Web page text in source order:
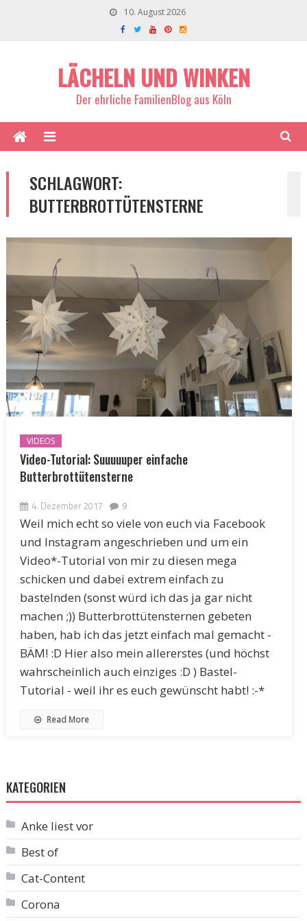
10. August 2026
LÄCHELN UND WINKEN
Der ehrliche FamilienBlog aus Köln
SCHLAGWORT:
BUTTERBROTTÜTENSTERNE
VIDEOS
Video-Tutorial: Suuuuuper einfache
Butterbrottütensterne
4. Dezember 2017 9
Weil mich echt so viele von euch via Facebook
und Instagram angeschrieben und um ein
Video*-Tutorial von mir zu diesen mega
schicken und dabei extrem einfach zu
bastelnden (sonst würd ich das ja gar nicht
machen ;)) Butterbrottütensternen gebeten
haben, hab ich das jetzt einfach mal gemacht -
BÄM! :D Hier also mein allererstes (und höchst
wahrscheinlich auch einziges :D ) Bastel-
Tutorial - weil ihr es euch gewünscht habt! :-*
Read More
KATEGORIEN
Anke liest vor
Best of
Cat-Content
Corona